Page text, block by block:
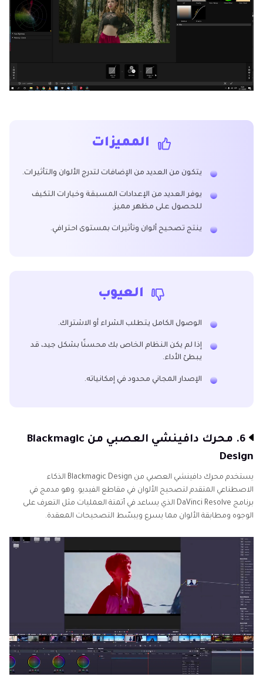
المميزات
يتكون من العديد من الإضافات لتدرج الألوان والتأثيرات.
يوفر العديد من الإعدادات المسبقة وخيارات التكيف
للحصول على مظهر مميز.
ينتج تصحيح ألوان وتأثيرات بمستوى احترافي.
العيوب
الوصول الكامل يتطلب الشراء أو الاشتراك.
إذا لم يكن النظام الخاص بك محسنًا بشكل جيد، قد
يبطئ الأداء.
الإصدار المجاني محدود في إمكانياته.
6. محرك دافينشي العصبي من Blackmagic
Design
يستخدم محرك دافينشي العصبي من Blackmagic Design الذكاء
الاصطناعي المتقدم لتصحيح الألوان في مقاطع الفيديو. وهو مدمج في
برنامج DaVinci Resolve الذي يساعد في أتمتة العمليات مثل التعرف على
الوجوه ومطابقة الألوان مما يسرع ويبسّط التصحيحات المعقدة.